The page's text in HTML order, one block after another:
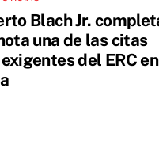
Blach Jr.
una de las citas
del ERC en